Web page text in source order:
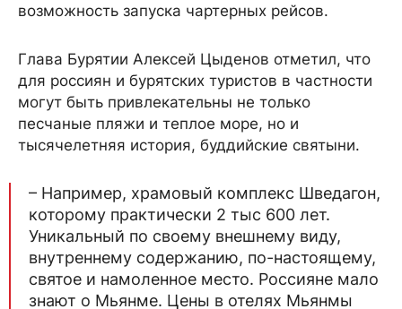
возможность запуска чартерных рейсов.
Глава Бурятии Алексей Цыденов отметил, что
для россиян и бурятских туристов в частности
могут быть привлекательны не только
песчаные пляжи и теплое море, но и
тысячелетняя история, буддийские святыни.
– Например, храмовый комплекс Шведагон,
которому практически 2 тыс 600 лет.
Уникальный по своему внешнему виду,
внутреннему содержанию, по-настоящему,
святое и намоленное место. Россияне мало
знают о Мьянме. Цены в отелях Мьянмы